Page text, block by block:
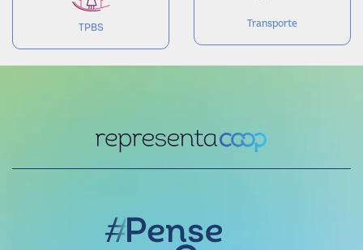
TPBS Transporte